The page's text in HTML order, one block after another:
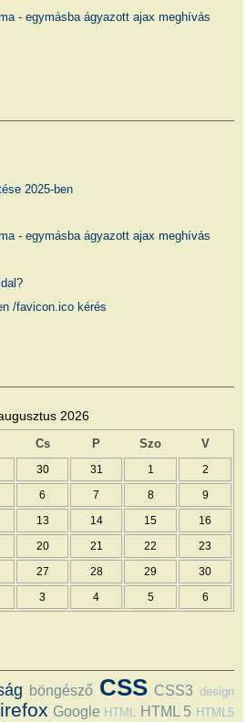
- egymásba ágyazott ajax meghívás
2025-ben
- egymásba ágyazott ajax meghívás
/favicon.ico kérés
2026
Cs P Szo V
30 31 1 2
6 7 8 9
13 14 15 16
20 21 22 23
27 28 29 30
3 4 5 6
böngésző CSS CSS3 design
Google HTML HTML 5 HTML5